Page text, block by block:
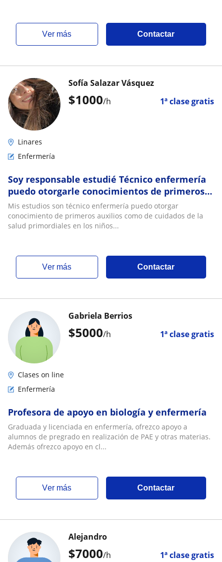
ver más Contactar
$1000/h 1ª clase gratis
Sofía Salazar Vásquez
Linares
Enfermería
Soy responsable estudié Técnico enfermería
puedo otorgarle conocimientos de primeros
auxilios cuidados y atención necesaria
Mis estudios son técnico enfermería puedo otorgar
conocimiento de primeros auxilios como de cuidados de la
salud primordiales en los niños...
ver más Contactar
$5000/h 1ª clase gratis
Gabriela Berrios
Clases on line
Enfermería
Profesora de apoyo en biología y enfermería
Graduada y licenciada en enfermería, ofrezco apoyo a
alumnos de pregrado en realización de PAE y otras materias.
Además ofrezco apoyo en cl...
ver más Contactar
$7000/h 1ª clase gratis
Alejandro